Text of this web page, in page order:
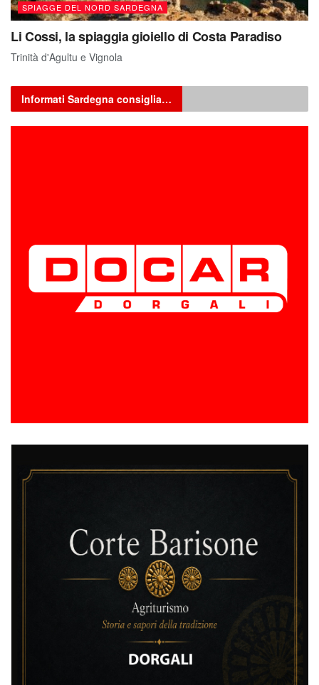
SPIAGGE DEL NORD SARDEGNA
Li Cossi, la spiaggia gioiello di Costa Paradiso
Trinità d'Agultu e Vignola
Informati Sardegna consiglia…